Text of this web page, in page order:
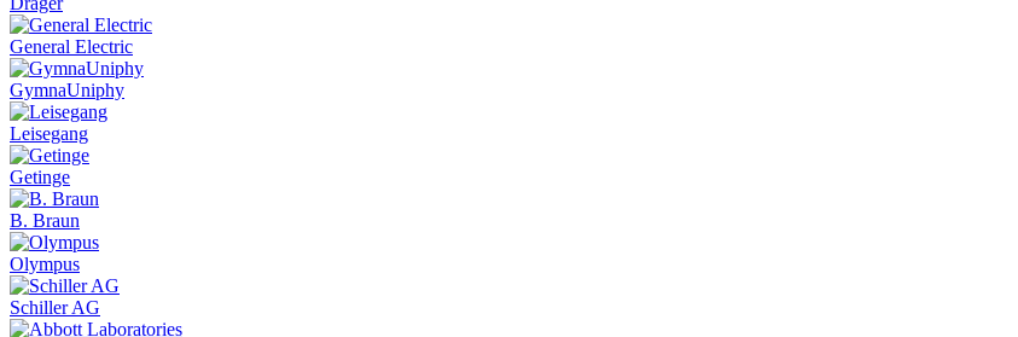
General Electric
GymnaUniphy
Leisegang
Getinge
B. Braun
Olympus
Schiller AG